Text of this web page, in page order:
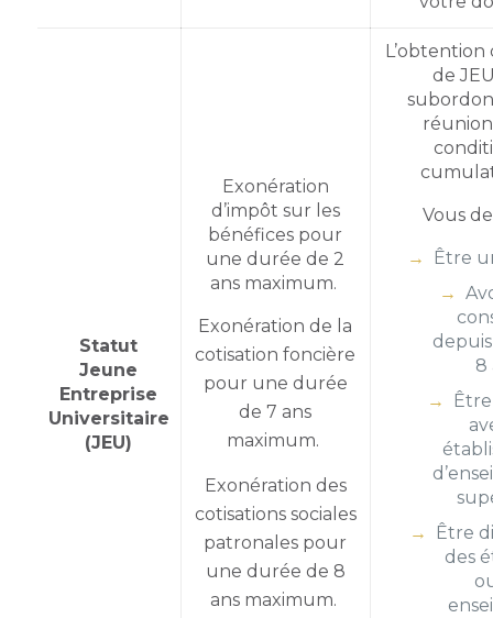
Statut
Jeune
Entreprise
Universitaire
(JEU)
Exonération
d’impôt sur les
bénéfices pour
une durée de 2
ans maximum.
Exonération de la
cotisation foncière
pour une durée
de 7 ans
maximum.
Exonération des
cotisations sociales
patronales pour
une durée de 8
ans maximum.
de
Vous
Être
8
Être
des